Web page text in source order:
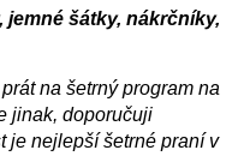
jemné šátky, nákrčníky,
na šetrný program na
jinak, doporučuji
je nejlepší šetrné praní v